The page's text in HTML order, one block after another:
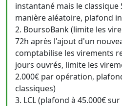
instantané mais le classique
manière aléatoire, plafond
2. BoursoBank (limite les
72h après l'ajout d'un
comptabilise les virements
jours ouvrés, limite les
2.000€ par opération,
classiques)
3. LCL (plafond à 45.000€